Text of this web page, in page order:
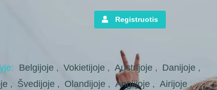
Registruotis
Belgijoje , Vokietijoje , Austrijoje , Danijoje ,
, Švedijoje , Olandijoje , Anglijoje , Airijoje,